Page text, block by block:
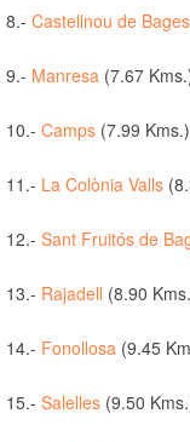
8.- Castellnou de Bages
9.- Manresa (7.67
10.- Camps (7.99 Kms.)
11.- La Colònia Valls
12.- Sant Fruitós de
13.- Rajadell (8.90
14.- Fonollosa (9.45
15.- Salelles (9.50